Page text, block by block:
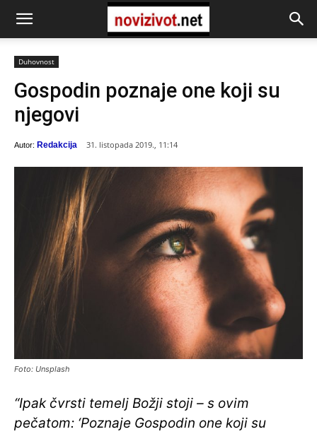
Duhovnost
Gospodin poznaje one koji su
njegovi
Autor: Redakcija 31. listopada 2019., 11:14
Foto: Unsplash
“Ipak čvrsti temelj Božji stoji – s ovim
pečatom: ‘Poznaje Gospodin one koji su